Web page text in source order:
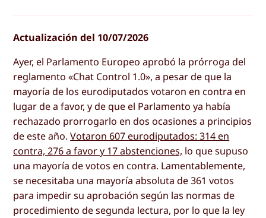
Actualización del 10/07/2026
Ayer, el Parlamento Europeo aprobó la prórroga del
reglamento «Chat Control 1.0», a pesar de que la
mayoría de los eurodiputados votaron en contra en
lugar de a favor, y de que el Parlamento ya había
rechazado prorrogarlo en dos ocasiones a principios
de este año.Votaron 607 eurodiputados: 314 en
contra, 276 a favor y 17 abstenciones, lo que supuso
una mayoría de votos en contra. Lamentablemente,
se necesitaba una mayoría absoluta de 361 votos
para impedir su aprobación según las normas de
procedimiento de segunda lectura, por lo que la ley